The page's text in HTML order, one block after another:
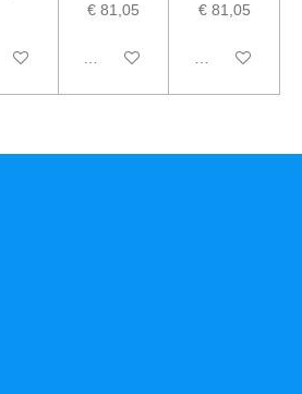
€ 81,05
In winkelwagen
€ 81,05
In winkelwagen